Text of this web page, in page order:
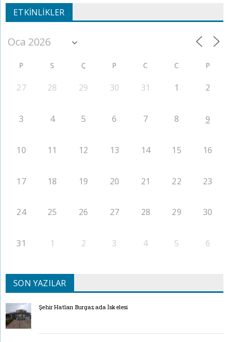
ETKINLIKLER
P S Ç P C C P
27 28 29 30 31 1 2
3 4 5 6 7 8 9
10 11 12 13 14 15 16
17 18 19 20 21 22 23
24 25 26 27 28 29 30
31 1 2 3 4 5 6
SON YAZILAR
Şehir Hatları Burgazada İskelesi